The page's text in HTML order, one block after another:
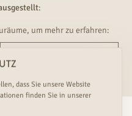
:
um mehr zu erfahren:
dass Sie unsere Website
finden Sie in unserer